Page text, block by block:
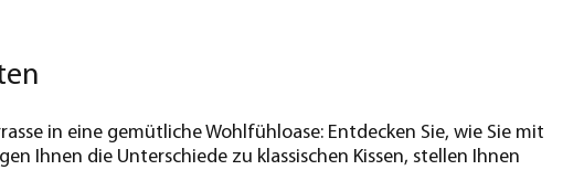
in eine gemütliche Wohlfühloase: Entdecken Sie, wie Sie mit
Ihnen die Unterschiede zu klassischen Kissen, stellen Ihnen